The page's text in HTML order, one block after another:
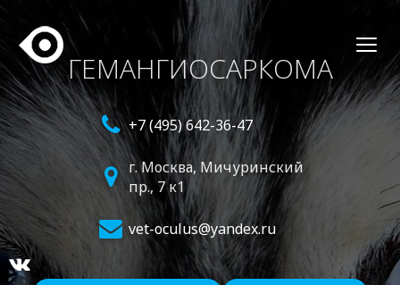
ГЕМАНГИОСАРКОМА
+7 (495) 642-36-47
г. Москва, Мичуринский
пр., 7 к1
vet-oculus@yandex.ru